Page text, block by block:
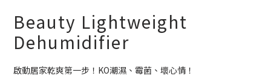
Beauty Lightweight
Dehumidifier
啟動居家乾爽第一步！KO潮濕、霉菌、壞心情！